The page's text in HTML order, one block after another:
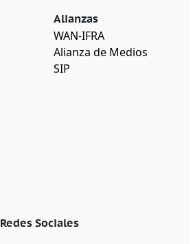
Alianzas
WAN-IFRA
Alianza de Medios
SIP
Redes Sociales